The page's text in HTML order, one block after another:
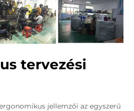
tervezési
jellemzői az egyszerű